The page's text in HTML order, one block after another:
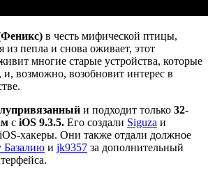
в честь мифической птицы,
из пепла и снова оживает, этот
многие старые устройства, которые
возможно, возобновит интерес в
и подходит только 32-
с iOS 9.3.5. Его создали Siguza и
хакеры. Они также отдали должное
Базалию и jk9357 за дополнительный